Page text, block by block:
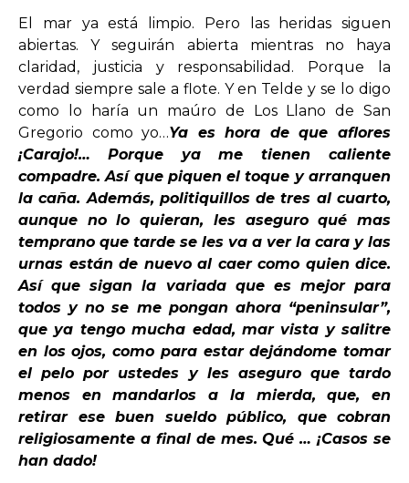
El mar ya está limpio. Pero las heridas siguen
abiertas. Y seguirán abierta mientras no haya
claridad, justicia y responsabilidad. Porque la
verdad siempre sale a flote. Y en Telde y se lo digo
como lo haría un maúro de Los Llano de San
Gregorio como yo…Ya es hora de que aflores
¡Carajo!…
Porque ya me tienen caliente
compadre. Así que piquen el toque y arranquen
la caña. Además, politiquillos de tres al cuarto,
aunque no lo quieran, les aseguro qué mas
temprano que tarde se les va a ver la cara y las
urnas están de nuevo al caer como quien dice.
Así que sigan la variada que es mejor para
todos y no se me pongan ahora “peninsular”,
que ya tengo mucha edad, mar vista y salitre
en los ojos, como para estar dejándome tomar
el pelo por ustedes y les aseguro que tardo
menos en mandarlos a la mierda, que, en
retirar ese buen sueldo público, que cobran
religiosamente a final de mes. Qué … ¡Casos se
han dado!